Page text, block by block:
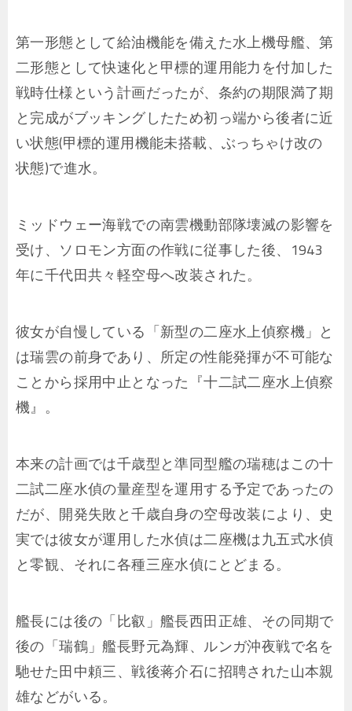
第一形態として給油機能を備えた水上機母艦、第
二形態として快速化と甲標的運用能力を付加した
戦時仕様という計画だったが、条約の期限満了期
と完成がブッキングしたため初っ端から後者に近
い状態(甲標的運用機能未搭載、ぶっちゃけ改の
状態)で進水。
ミッドウェー海戦での南雲機動部隊壊滅の影響を
受け、ソロモン方面の作戦に従事した後、1943
年に千代田共々軽空母へ改装された。
彼女が自慢している「新型の二座水上偵察機」と
は瑞雲の前身であり、所定の性能発揮が不可能な
ことから採用中止となった『十二試二座水上偵察
機』。
本来の計画では千歳型と準同型艦の瑞穂はこの十
二試二座水偵の量産型を運用する予定であったの
だが、開発失敗と千歳自身の空母改装により、史
実では彼女が運用した水偵は二座機は九五式水偵
と零観、それに各種三座水偵にとどまる。
艦長には後の「比叡」艦長西田正雄、その同期で
後の「瑞鶴」艦長野元為輝、ルンガ沖夜戦で名を
馳せた田中頼三、戦後蒋介石に招聘された山本親
雄などがいる。